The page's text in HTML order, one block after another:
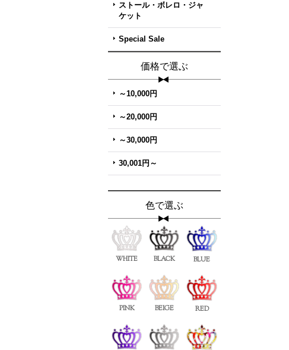
ストール・ボレロ・ジャ
ケット
Special Sale
価格で選ぶ
～10,000円
～20,000円
～30,000円
30,001円～
色で選ぶ
WHITE BLACK BLUE
PINK BEIGE RED